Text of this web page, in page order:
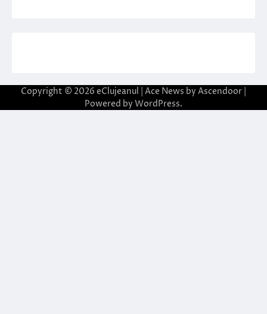
Copyright © 2026 eClujeanul | Ace News by Ascendoor
Powered by WordPress.